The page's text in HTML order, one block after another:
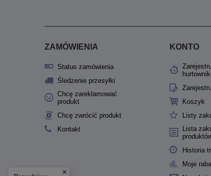
ZAMÓWIENIA
Status zamówienia
Śledzenie przesyłki
Chcę zareklamować
produkt
Chcę zwrócić produkt
Kontakt
KONTO
hurtownik
Koszyk
Listy
Lista
Historia
Moje